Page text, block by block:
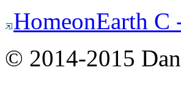
HomeonEarth C
© 2014-2015